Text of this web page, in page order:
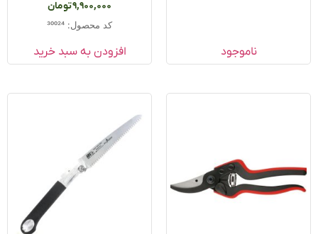
ناموجود
امتیاز
5.00
از 5
9,900,000تومان
کد محصول: 30024
افزودن به سبد خرید